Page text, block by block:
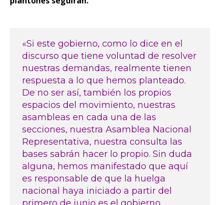
«Si este gobierno, como lo dice en el
discurso que tiene voluntad de resolver
nuestras demandas, realmente tienen
respuesta a lo que hemos planteado.
De no ser así, también los propios
espacios del movimiento, nuestras
asambleas en cada una de las
secciones, nuestra Asamblea Nacional
Representativa, nuestra consulta las
bases sabrán hacer lo propio. Sin duda
alguna, hemos manifestado que aquí
es responsable de que la huelga
nacional haya iniciado a partir del